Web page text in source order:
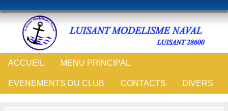
ACCUEIL MENU PRINCIPAL
EVENEMENTS DU CLUB CONTACTS DIVERS